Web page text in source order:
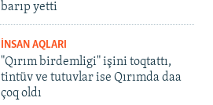
barıp yetti
İNSAN AQLARI
"Qırım birdemligi" işini toqtattı,
tintüv ve tutuvlar ise Qırımda daa
çoq oldı